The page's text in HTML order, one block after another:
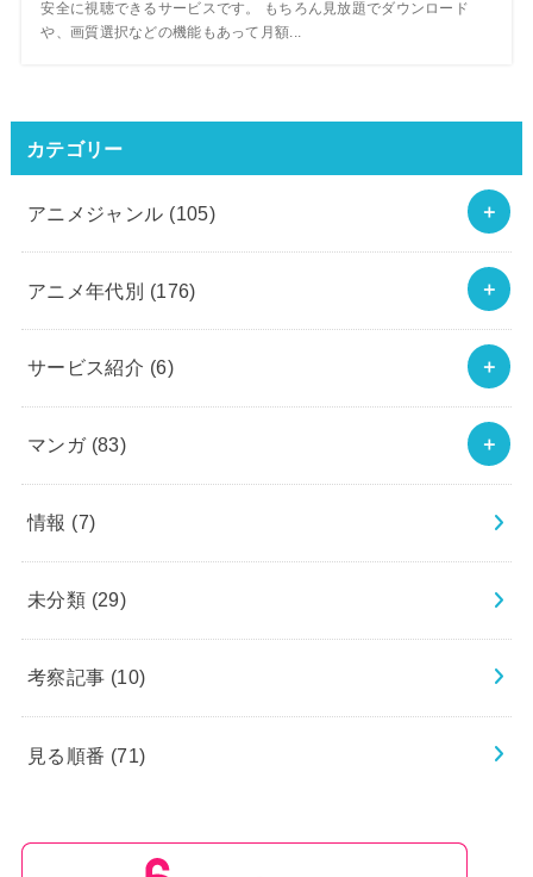
安全に視聴できるサービスです。 もちろん見放題でダウンロード
や、画質選択などの機能もあって月額...
カテゴリー
アニメジャンル (105)
アニメ年代別 (176)
サービス紹介 (6)
マンガ (83)
情報 (7)
未分類 (29)
考察記事 (10)
見る順番 (71)